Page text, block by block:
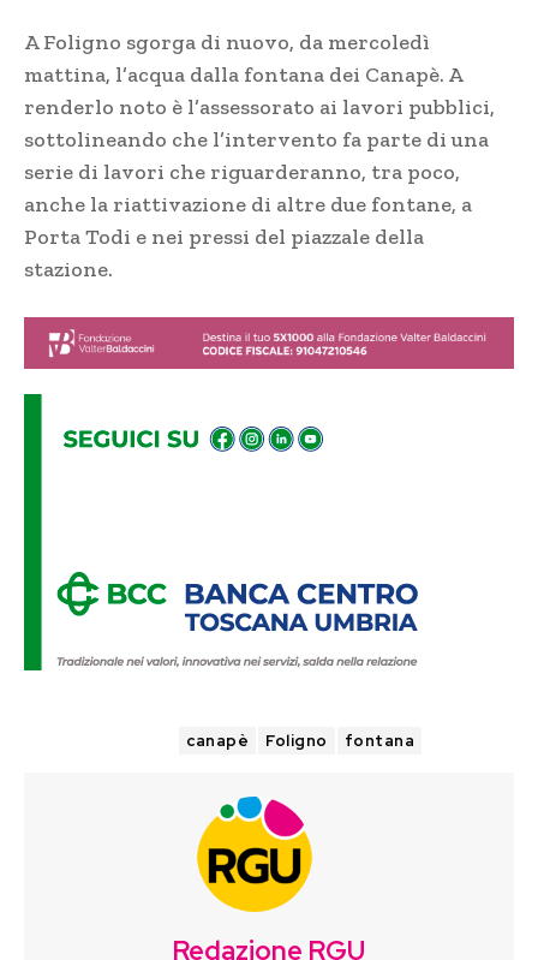
A Foligno sgorga di nuovo, da mercoledì
mattina, l’acqua dalla fontana dei Canapè. A
renderlo noto è l’assessorato ai lavori pubblici,
sottolineando che l’intervento fa parte di una
serie di lavori che riguarderanno, tra poco,
anche la riattivazione di altre due fontane, a
Porta Todi e nei pressi del piazzale della
stazione.
canapè Foligno fontana
Redazione RGU